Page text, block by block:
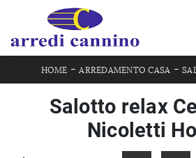
HOME -ARREDAMENTO CASA -
Salotto relax
Nicoletti